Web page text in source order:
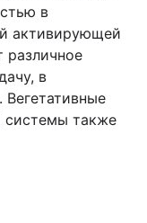
в
активирующей
различное
в
системы также